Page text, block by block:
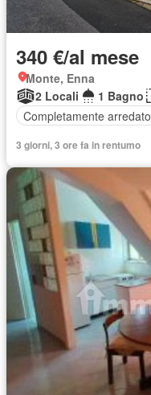
340 €/al mese
Monte, Enna
2 Locali
1 Bagno
Completamente arredato
3 giorni, 3 ore fa in rentumo